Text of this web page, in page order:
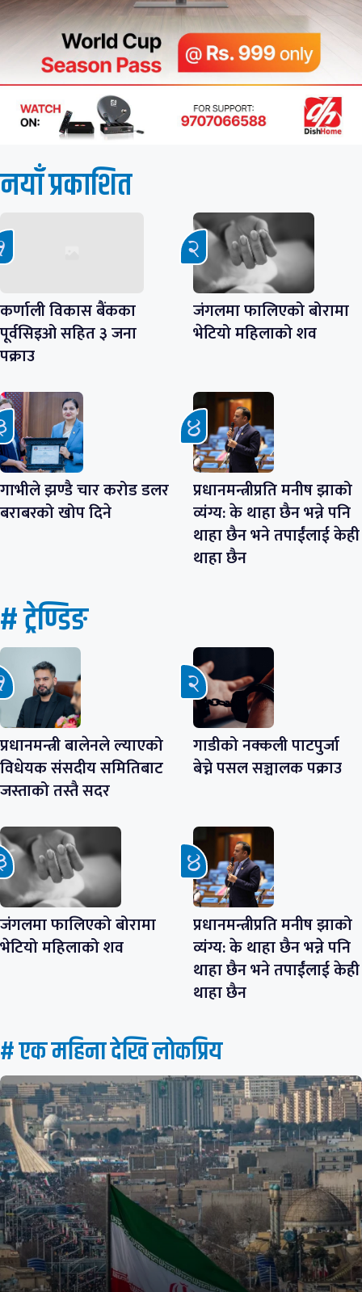
नयाँ प्रकाशित
कर्णाली विकास बैंकका
पूर्वसिइओ सहित ३ जना
पक्राउ
जंगलमा फालिएको बोरामा
भेटियो महिलाको शव
गाभीले झण्डै चार करोड डलर
बराबरको खोप दिने
प्रधानमन्त्रीप्रति मनीष झाको
व्यंग्य: के थाहा छैन भन्ने पनि
थाहा छैन भने तपाईंलाई केही
थाहा छैन
# ट्रेण्डिङ
प्रधानमन्त्री बालेनले ल्याएको
विधेयक संसदीय समितिबाट
जस्ताको तस्तै सदर
गाडीको नक्कली पाटपुर्जा
बेच्ने पसल सञ्चालक पक्राउ
जंगलमा फालिएको बोरामा
भेटियो महिलाको शव
प्रधानमन्त्रीप्रति मनीष झाको
व्यंग्य: के थाहा छैन भन्ने पनि
थाहा छैन भने तपाईंलाई केही
थाहा छैन
# एक महिना देखि लाेकप्रिय